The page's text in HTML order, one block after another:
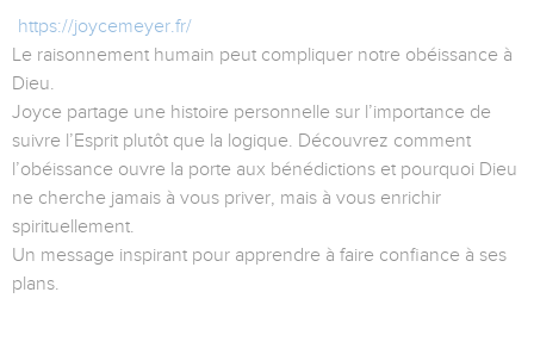
https://joycemeyer.fr/
Le raisonnement humain peut compliquer notre obéissance à
Dieu.
Joyce partage une histoire personnelle sur l’importance de
suivre l’Esprit plutôt que la logique. Découvrez comment
l’obéissance ouvre la porte aux bénédictions et pourquoi Dieu
ne cherche jamais à vous priver, mais à vous enrichir
spirituellement.
Un message inspirant pour apprendre à faire confiance à ses
plans.